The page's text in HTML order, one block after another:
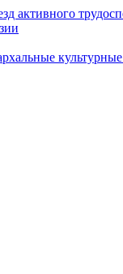
активного